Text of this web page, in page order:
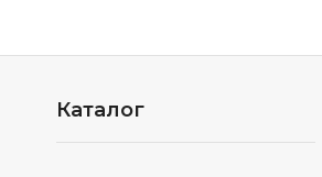
Каталог